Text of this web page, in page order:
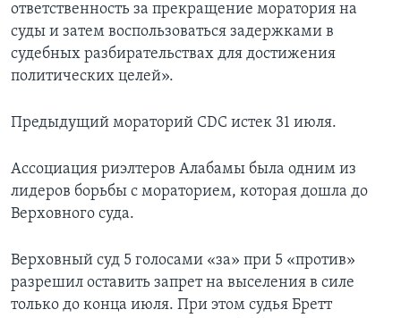
ответственность за прекращение моратория на
суды и затем воспользоваться задержками в
судебных разбирательствах для достижения
политических целей».
Предыдущий мораторий CDC истек 31 июля.
Ассоциация риэлтеров Алабамы была одним из
лидеров борьбы с мораторием, которая дошла до
Верховного суда.
Верховный суд 5 голосами «за» при 5 «против»
разрешил оставить запрет на выселения в силе
только до конца июля. При этом судья Бретт